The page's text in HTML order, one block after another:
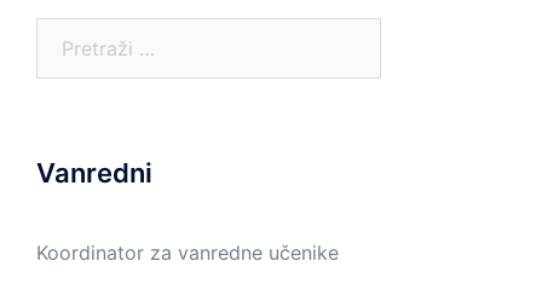
Vanredni
Koordinator za vanredne učenike